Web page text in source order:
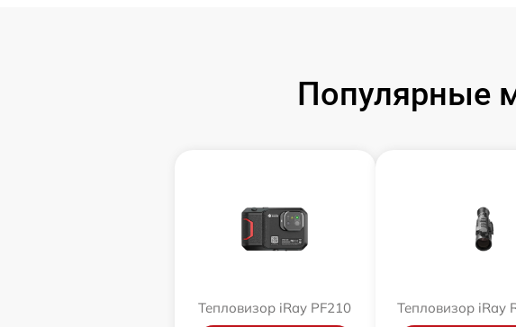
Популярные
Тепловизор iRay PF210 Тепловизор iRay